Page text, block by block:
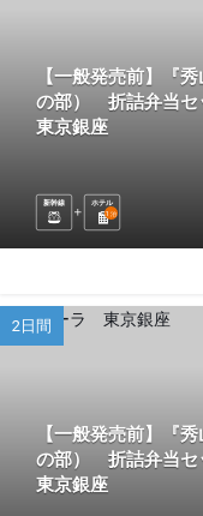
【一般発売前】『
の部） 折詰弁当
東京銀座
新幹線
ホテル
1 泊
2日間
【一般発売前】『
の部） 折詰弁当
東京銀座